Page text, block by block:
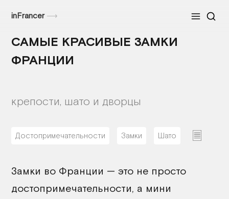
inFrancer⟶ Меню
САМЫЕ КРАСИВЫЕ ЗАМКИ
ФРАНЦИИ
крепости, шато и дворцы
Достопримечательности Замки Шато
Замки во Франции — это не просто
достопримечательности, а мини